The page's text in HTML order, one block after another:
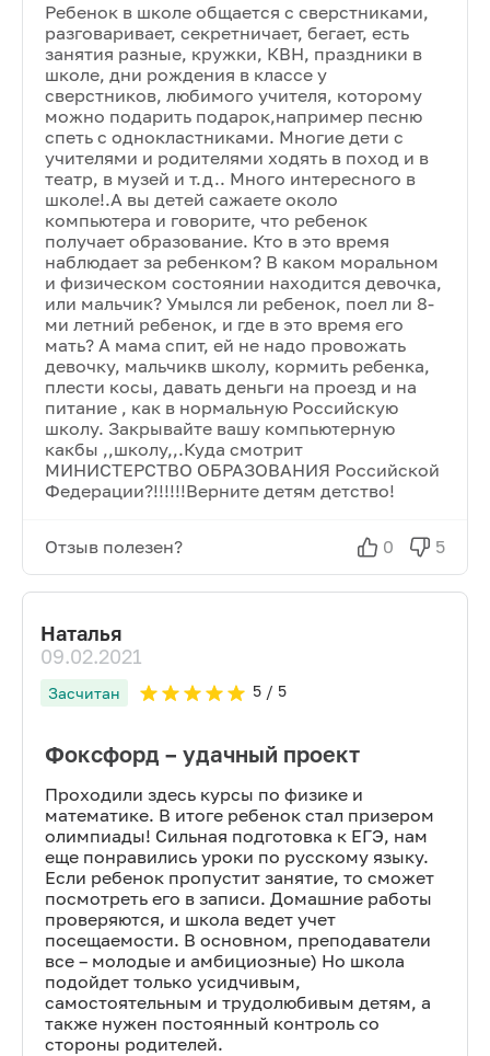
Ребенок в школе общается с сверстниками,
разговаривает, секретничает, бегает, есть
занятия разные, кружки, КВН, праздники в
школе, дни рождения в классе у
сверстников, любимого учителя, которому
можно подарить подарок,например песню
спеть с однокластниками. Многие дети с
учителями и родителями ходять в поход и в
театр, в музей и т.д.. Много интересного в
школе!.А вы детей сажаете около
компьютера и говорите, что ребенок
получает образование. Кто в это время
наблюдает за ребенком? В каком моральном
и физическом состоянии находится девочка,
или мальчик? Умылся ли ребенок, поел ли 8-
ми летний ребенок, и где в это время его
мать? А мама спит, ей не надо провожать
девочку, мальчикв школу, кормить ребенка,
плести косы, давать деньги на проезд и на
питание , как в нормальную Российскую
школу. Закрывайте вашу компьютерную
какбы ,,школу,,.Куда смотрит
МИНИСТЕРСТВО ОБРАЗОВАНИЯ Российской
Федерации?!!!!!!Верните детям детство!
Отзыв полезен? 0 5
Наталья
09.02.2021
Засчитан 5/ 5
Фоксфорд – удачный проект
Проходили здесь курсы по физике и
математике. В итоге ребенок стал призером
олимпиады! Сильная подготовка к ЕГЭ, нам
еще понравились уроки по русскому языку.
Если ребенок пропустит занятие, то сможет
посмотреть его в записи. Домашние работы
проверяются, и школа ведет учет
посещаемости. В основном, преподаватели
все – молодые и амбициозные) Но школа
подойдет только усидчивым,
самостоятельным и трудолюбивым детям, а
также нужен постоянный контроль со
стороны родителей.